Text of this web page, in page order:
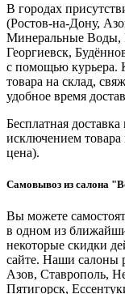
В городах
(Ростов-на-Дону,
Минеральные Воды,
Георгиевск,
с помощью курьера.
товара на склад,
удобное время
Бесплатная доставка
исключением товара
цена).
Самовывоз из салона
Вы можете
в одном из
некоторые скидки
сайте. Наши салоны
Азов, Ставрополь,
Пятигорск,